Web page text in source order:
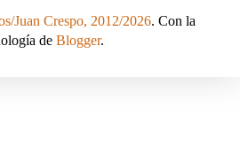
Juan Crespo, 2012/2026. Con la
de Blogger.